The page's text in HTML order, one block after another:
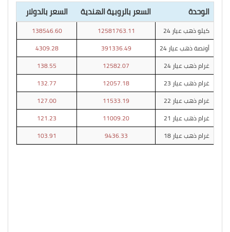
الوحدة السعر بالروبية الهندية السعر بالدولار
كيلو ذهب عيار 24 12581763.11
138546.60
أونصة ذهب عيار 24
391336.49
4309.28
غرام ذهب عيار 24
12582.07
138.55
غرام ذهب عيار 23
12057.18
132.77
غرام ذهب عيار 22
11533.19
127.00
غرام ذهب عيار 21
11009.20
121.23
غرام ذهب عيار 18
9436.33
103.91